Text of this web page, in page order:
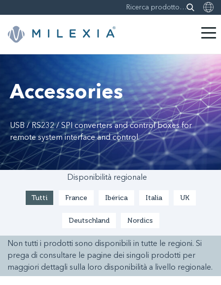
content
Accessories
USB / RS232 / SPI converters and control boxes for
remote system interface and control.
Disponibilità regionale
Tutti France Ibérica Italia UK
Deutschland Nordics
Non tutti i prodotti sono disponibili in tutte le regioni. Si
prega di consultare le pagine dei singoli prodotti per
maggiori dettagli sulla loro disponibilità a livello regionale.